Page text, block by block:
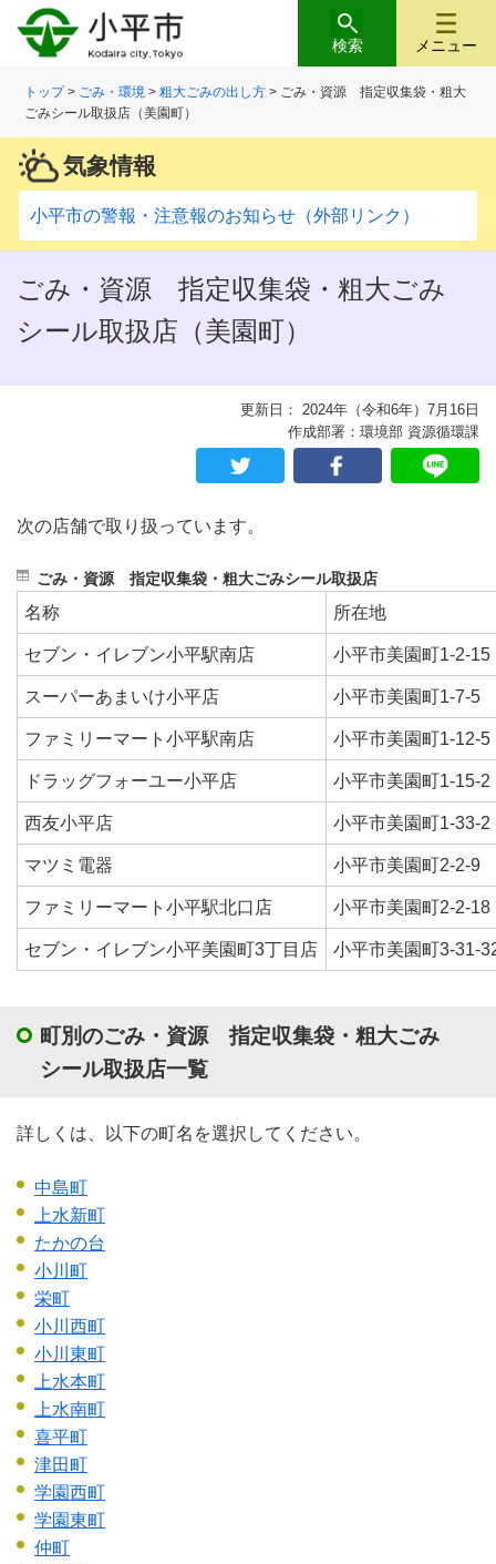
メニュー
検索
トップ> ごみ・環境 >粗大ごみの出し方 > ごみ・資源 指定収集袋・粗大
ごみシール取扱店（美園町）
気象情報
小平市の警報・注意報のお知らせ（外部リンク）
ごみ・資源 指定収集袋・粗大ごみ
シール取扱店（美園町）
更新日： 2024年（令和6年）7月16日
作成部署：環境部 資源循環課
次の店舗で取り扱っています。
ごみ・資源 指定収集袋・粗大ごみシール取扱店
名称 所在地
セブン・イレブン小平駅南店 小平市美園町1-2-15
スーパーあまいけ小平店 小平市美園町1-7-5
ファミリーマート小平駅南店 小平市美園町1-12-5
ドラッグフォーユー小平店 小平市美園町1-15-
西友小平店 小平市美園町1-33-2
マツミ電器 小平市美園町2-2-9
ファミリーマート小平駅北口店 小平市美園町2-2-18
セブン・イレブン小平美園町3丁目店 小平市美園町3-31-
町別のごみ・資源 指定収集袋・粗大ごみ
シール取扱店一覧
詳しくは、以下の町名を選択してください。
中島町
上水新町
たかの台
小川町
栄町
小川西町
小川東町
上水本町
上水南町
喜平町
津田町
学園西町
学園東町
仲町